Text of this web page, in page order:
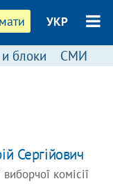
УКР
блоки СМИ
Сергійович
комісії